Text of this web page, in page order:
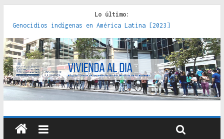
Lo último:
Genocidios indígenas en América Latina [2023]
Estudios sobre la espacialización de los Estados :
políticas, prácticas y representaciones [2022]
Donde el pedernal choca con el acero : hacia una teoría
crítica de las fronteras latinoamericanas [2020]
Criterios técnicos para una vivienda adecuada [2019]
Red de consultorios de la Caja del Seguro Obrero en
Santiago : un patrimonio emblemático [2014]